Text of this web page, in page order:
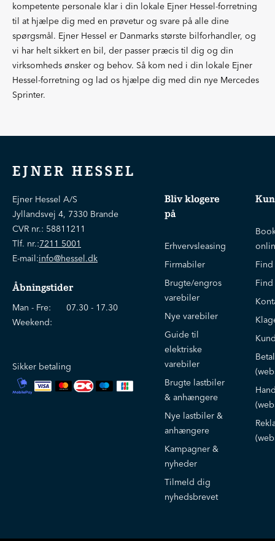
kompetente personale klar i din lokale Ejner Hessel-forretning
til at hjælpe dig med en prøvetur og svare på alle dine
spørgsmål. Ejner Hessel er Danmarks største bilforhandler, og
vi har helt sikkert en bil, der passer præcis til dig og din
virksomheds ønsker og behov. Så kom ned i din lokale Ejner
Hessel-forretning og lad os hjælpe dig med din nye Mercedes
Sprinter.
EJNER HESSEL
Ejner Hessel A/S
Jyllandsvej 4, 7330 Brande
CVR nr.: 58811211
Tlf. nr.:7211 5001
E-mail:info@hessel.dk
Åbningstider
Man - Fre:
07.30 - 17.30
Weekend:
Sikker betaling
Bliv klogere
på
Erhvervsleasing
Firmabiler
Brugte/engros
varebiler
Nye varebiler
Guide til
elektriske
varebiler
Brugte lastbiler
& anhængere
Nye lastbiler &
anhængere
Kampagner &
nyheder
Tilmeld dig
nyhedsbrevet